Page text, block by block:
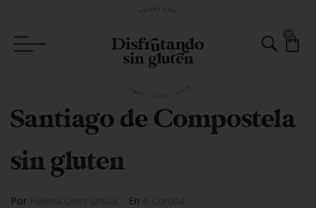
Santiago de Compostela
sin gluten
Por Helena Oses Ursua En A Coruña